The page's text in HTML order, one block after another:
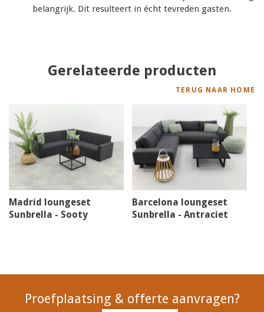
belangrijk. Dit resulteert in écht tevreden gasten.
Gerelateerde producten
TERUG NAAR HOME
Madrid loungeset
Sunbrella - Sooty
Barcelona loungeset
Sunbrella - Antraciet
Proefplaatsing & offerte aanvragen?